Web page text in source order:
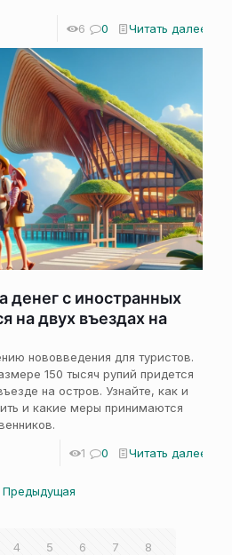
6 0 Читать далее
денег с иностранных
на двух въездах на
нововведения для туристов.
150 тысяч рупий придется
на остров. Узнайте, как и
и какие меры принимаются
1 0 Читать далее
Предыдущая
4 5 6 7 8